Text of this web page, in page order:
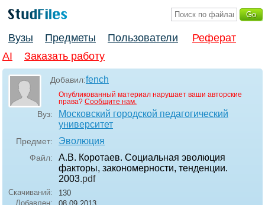
Вузы Предметы Пользователи
Реферат
AI
Заказать работу
Добавил:fench
Опубликованный материал нарушает ваши авторские
права? Сообщите нам.
Вуз:
Московский городской педагогический
университет
Предмет: Эволюция
Файл:
А.В. Коротаев. Социальная эволюция
факторы, закономерности, тенденции.
2003.pdf
Скачиваний:
130
Добавлен: